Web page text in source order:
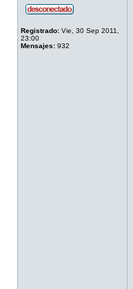
Registrado: Vie, 30 Sep 2011,
23:00
Mensajes: 932